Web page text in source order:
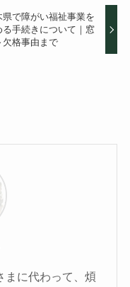
県で障がい福祉事業を
る手続きについて｜窓
欠格事由まで
まに代わって、煩